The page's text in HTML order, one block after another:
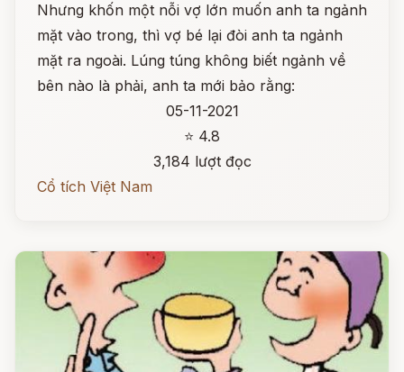
Nhưng khốn một nỗi vợ lớn muốn anh ta ngảnh
mặt vào trong, thì vợ bé lại đòi anh ta ngảnh
mặt ra ngoài. Lúng túng không biết ngảnh về
bên nào là phải, anh ta mới bảo rằng:
05-11-2021
⭐ 4.8
3,184 lượt đọc
Cổ tích Việt Nam